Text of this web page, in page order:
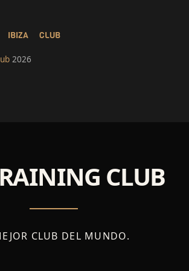
IBIZA CLUB
2026
CLUB
CLUB DEL MUNDO.